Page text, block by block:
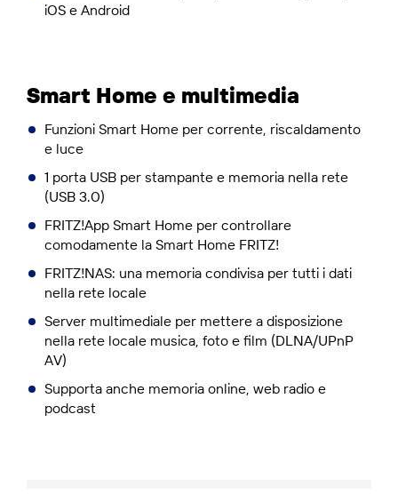
iOS e Android
Smart Home e multimedia
Funzioni Smart Home per corrente, riscaldamento
e luce
1 porta USB per stampante e memoria nella rete
(USB 3.0)
FRITZ!App Smart Home per controllare
comodamente la Smart Home FRITZ!
FRITZ!NAS: una memoria condivisa per tutti i dati
nella rete locale
Server multimediale per mettere a disposizione
nella rete locale musica, foto e film (DLNA/UPnP
AV)
Supporta anche memoria online, web radio e
podcast